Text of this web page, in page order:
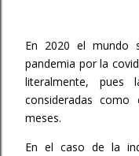
En 2020 el mundo
pandemia por la
literalmente,
consideradas como
meses.
En el caso de la